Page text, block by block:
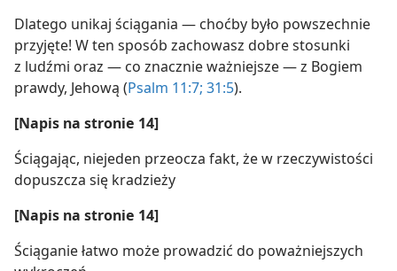
Dlatego unikaj ściągania — choćby było powszechnie
przyjęte! W ten sposób zachowasz dobre stosunki
z ludźmi oraz — co znacznie ważniejsze — z Bogiem
prawdy, Jehową (Psalm 11:7; 31:5).
[Napis na stronie 14]
Ściągając, niejeden przeocza fakt, że w rzeczywistości
dopuszcza się kradzieży
[Napis na stronie 14]
Ściąganie łatwo może prowadzić do poważniejszych